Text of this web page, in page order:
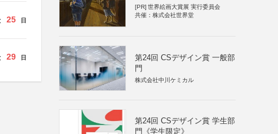
25 日
29 日
[PR] 世界絵画大賞展 実行委員会
共催：株式会社世界堂
第24回 CSデザイン賞 一般部
門
株式会社中川ケミカル
第24回 CSデザイン賞 学生部
門《学生限定》